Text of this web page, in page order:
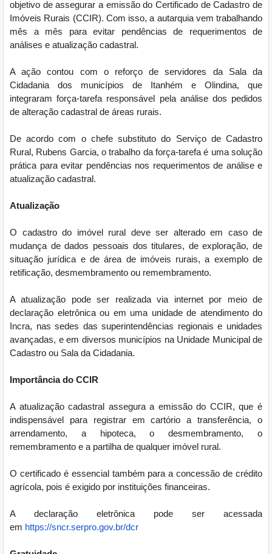
objetivo de assegurar a emissão do Certificado de Cadastro de
Imóveis Rurais (CCIR). Com isso, a autarquia vem trabalhando
mês a mês para evitar pendências de requerimentos de
análises e atualização cadastral.
A ação contou com o reforço de servidores da Sala da
Cidadania dos municípios de Itanhém e Olindina, que
integraram força-tarefa responsável pela análise dos pedidos
de alteração cadastral de áreas rurais.
De acordo com o chefe substituto do Serviço de Cadastro
Rural, Rubens Garcia, o trabalho da força-tarefa é uma solução
prática para evitar pendências nos requerimentos de análise e
atualização cadastral.
Atualização
O cadastro do imóvel rural deve ser alterado em caso de
mudança de dados pessoais dos titulares, de exploração, de
situação jurídica e de área de imóveis rurais, a exemplo de
retificação, desmembramento ou remembramento.
A atualização pode ser realizada via internet por meio de
declaração eletrônica ou em uma unidade de atendimento do
Incra, nas sedes das superintendências regionais e unidades
avançadas, e em diversos municípios na Unidade Municipal de
Cadastro ou Sala da Cidadania.
Importância do CCIR
A atualização cadastral assegura a emissão do CCIR, que é
indispensável para registrar em cartório a transferência, o
arrendamento, a hipoteca, o desmembramento, o
remembramento e a partilha de qualquer imóvel rural.
O certificado é essencial também para a concessão de crédito
agrícola, pois é exigido por instituições financeiras.
A declaração eletrônica pode ser acessada
em https://sncr.serpro.gov.br/dcr